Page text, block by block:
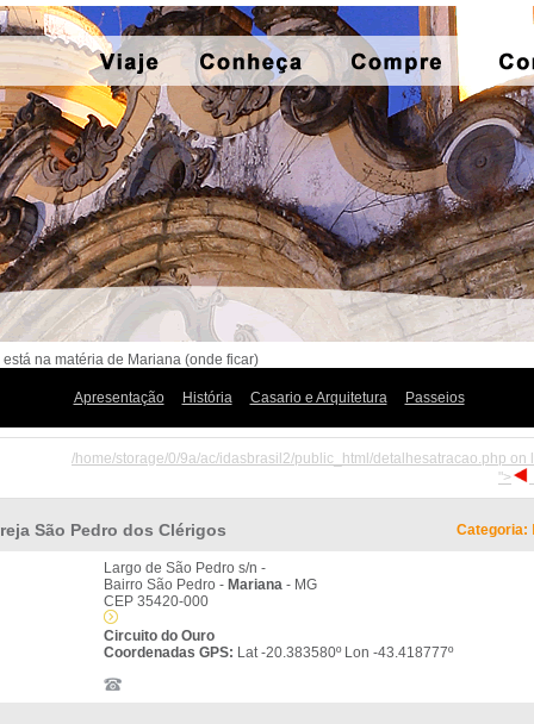
está na matéria de Mariana (onde ficar)
Apresentação História Casario e Arquitetura Passeios
/home/storage/0/9a/ac/idasbrasil2/public_html/detalhesatracao.php on
">
São Pedro dos Clérigos Categoria:
Largo de São Pedro s/n -
Bairro São Pedro - Mariana- MG
CEP 35420-000
Circuito do Ouro
Coordenadas GPS: Lat -20.383580º Lon -43.418777º